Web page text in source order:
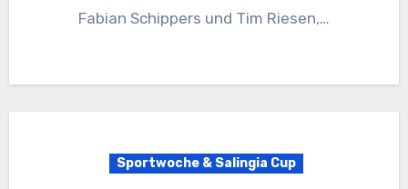
Fabian Schippers und Tim Riesen,…
Sportwoche & Salingia Cup